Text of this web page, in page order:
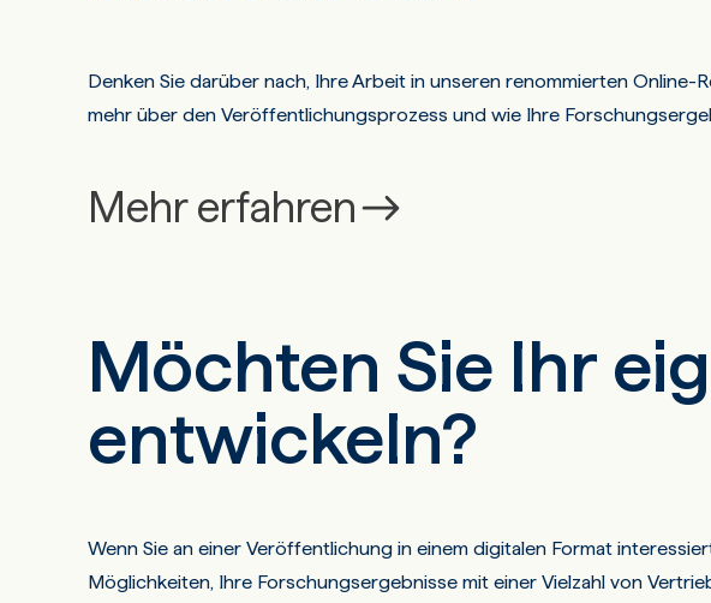
Denken Sie darüber nach, Ihre Arbeit in unseren renommierten
mehr über den Veröffentlichungsprozess und wie Ihre
Mehr erfahren
Möchten Sie Ihr
entwickeln?
Wenn Sie an einer Veröffentlichung in einem digitalen Format
Möglichkeiten, Ihre Forschungsergebnisse mit einer Vielzahl von